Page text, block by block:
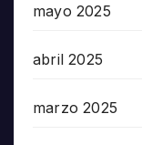
mayo 2025
abril 2025
marzo 2025